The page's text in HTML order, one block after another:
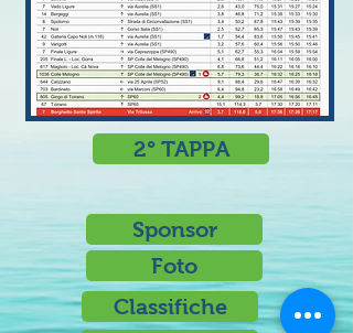
2° TAPPA
Sponsor
Foto
Classifiche